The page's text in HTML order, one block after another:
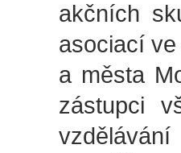
akčních
asociací
a města
zástupci